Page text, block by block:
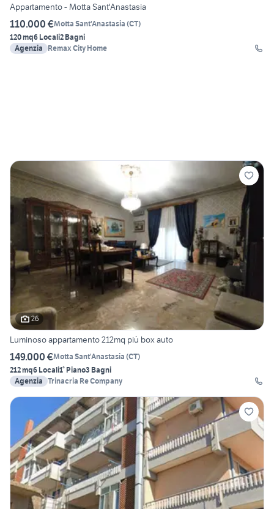
Appartamento - Motta Sant'Anastasia
110.000 €Motta Sant'Anastasia (CT)
120 mq6 Locali2 Bagni
Agenzia
Remax City Home
26
Luminoso appartamento 212mq più box auto
149.000 €Motta Sant'Anastasia (CT)
212 mq6 Locali1° Piano3 Bagni
Agenzia Trinacria Re Company